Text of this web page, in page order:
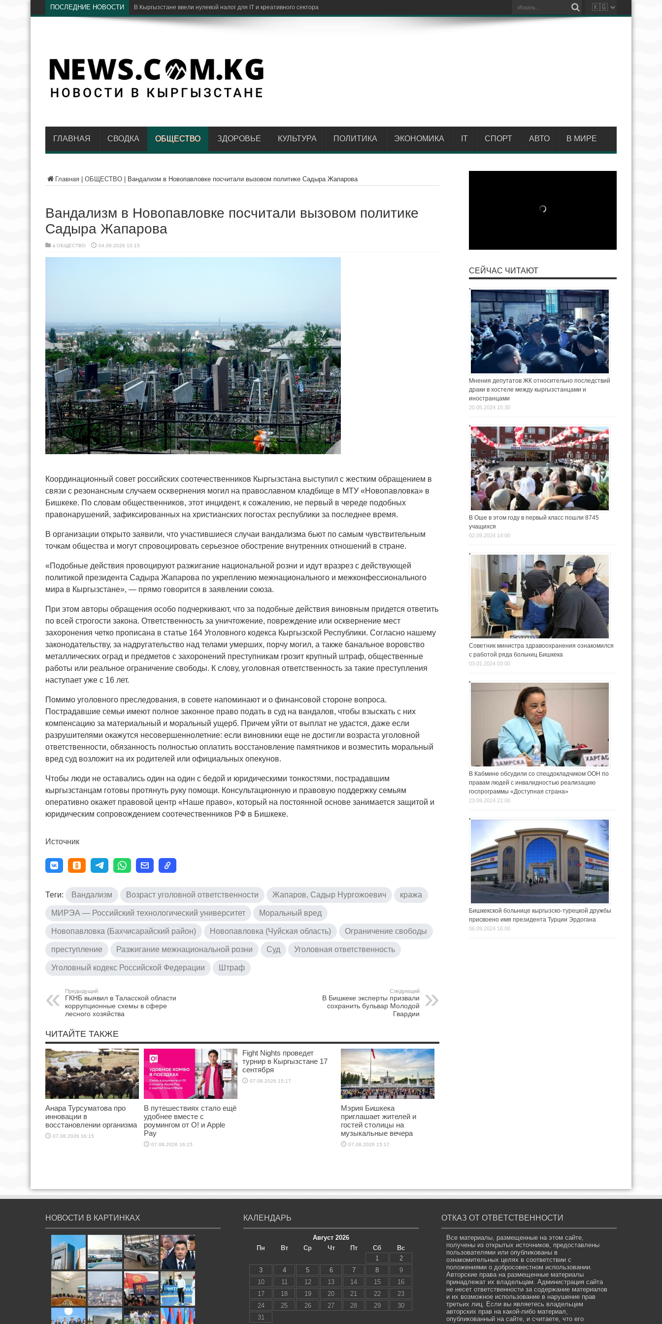
ПОСЛЕДНИЕ НОВОСТИ Экс
ГЛАВНАЯ СВОДКА ОБЩЕСТВО ЗДОРОВЬЕ КУЛЬТУРА ПОЛИТИКА ЭКОНОМИКА IT СПОРТ АВТО В МИРЕ
Главная ОБЩЕСТВО Вандализм в Новопавловке посчитали вызовом политике Садыра Жапарова
Вандализм в Новопавловке посчитали вызовом политике
Садыра Жапарова
в ОБЩЕСТВО 04.06.2026 10:15
Координационный совет российских соотечественников Кыргызстана выступил с жестким обращением в
связи с резонансным случаем осквернения могил на православном кладбище в МТУ «Новопавловка» в
Бишкеке. По словам общественников, этот инцидент, к сожалению, не первый в череде подобных
правонарушений, зафиксированных на христианских погостах республики за последнее время.
В организации открыто заявили, что участившиеся случаи вандализма бьют по самым чувствительным
точкам общества и могут спровоцировать серьезное обострение внутренних отношений в стране.
«Подобные действия провоцируют разжигание национальной розни и идут вразрез с действующей
политикой президента Садыра Жапарова по укреплению межнационального и межконфессионального
мира в Кыргызстане», — прямо говорится в заявлении союза.
При этом авторы обращения особо подчеркивают, что за подобные действия виновным придется ответить
по всей строгости закона. Ответственность за уничтожение, повреждение или осквернение мест
захоронения четко прописана в статье 164 Уголовного кодекса Кыргызской Республики. Согласно нашему
законодательству, за надругательство над телами умерших, порчу могил, а также банальное воровство
металлических оград и предметов с захоронений преступникам грозит крупный штраф, общественные
работы или реальное ограничение свободы. К слову, уголовная ответственность за такие преступления
наступает уже с 16 лет.
Помимо уголовного преследования, в совете напоминают и о финансовой стороне вопроса.
Пострадавшие семьи имеют полное законное право подать в суд на вандалов, чтобы взыскать с них
компенсацию за материальный и моральный ущерб. Причем уйти от выплат не удастся, даже если
разрушителями окажутся несовершеннолетние: если виновники еще не достигли возраста уголовной
ответственности, обязанность полностью оплатить восстановление памятников и возместить моральный
вред суд возложит на их родителей или официальных опекунов.
Чтобы люди не оставались один на один с бедой и юридическими тонкостями, пострадавшим
кыргызстанцам готовы протянуть руку помощи. Консультационную и правовую поддержку семьям
оперативно окажет правовой центр «Наше право», который на постоянной основе занимается защитой и
юридическим сопровождением соотечественников РФ в Бишкеке.
Источник
Теги: Вандализм Возраст уголовной ответственности Жапаров, Садыр Нургожоевич кража
МИРЭА — Российский технологический университет Моральный вред
Новопавловка (Бахчисарайский район) Новопавловка (Чуйская область) Ограничение свободы
преступление Разжигание межнациональной розни Суд Уголовная ответственность
Уголовный кодекс Российской Федерации Штраф
Предыдущий
ГКНБ выявил в Таласской области
коррупционные схемы в сфере
лесного хозяйства
Следующий
В Бишкеке эксперты призвали
сохранить бульвар Молодой
Гвардии
ЧИТАЙТЕ ТАКЖЕ
Анара Турсуматова про
инновации в
восстановлении организма
07.08.2026 16:15
В путешествиях стало ещё
удобнее вместе с
роумингом от О! и Apple
Pay
07.08.2026 16:15
Fight Nights проведет
турнир в Кыргызстане 17
сентября
07.08.2026 15:17
Мэрия Бишкека
приглашает жителей и
гостей столицы на
музыкальные вечера
07.08.2026 15:17
СЕЙЧАС ЧИТАЮТ
Мнения депутатов ЖК относительно последствий
драки в хостеле между кыргызстанцами и
иностранцами
20.05.2024 15:30
В Оше в этом году в первый класс пошли 8745
учащихся
02.09.2024 14:00
Советник министра здравоохранения ознакомился
с работой ряда больниц Бишкека
03.01.2024 03:00
В Кабмине обсудили со спецдокладчиком ООН по
правам людей с инвалидностью реализацию
госпрограммы «Доступная страна»
23.09.2024 21:00
Бишкекской больнице кыргызско-турецкой дружбы
присвоено имя президента Турции Эрдогана
06.09.2024 16:00
НОВОСТИ В КАРТИНКАХ КАЛЕНДАРЬ
Август 2026
Пн
Вт Ср Чт Пт Сб
Вс
1
2
3
4 5 6 7 8
9
10
11 12 13 14 15
16
17
18 19 20 21 22
23
24
25 26 27 28 29
30
31
ОТКАЗ ОТ ОТВЕТСТВЕННОСТИ
Все материалы, размещенные на этом сайте,
получены из открытых источников, предоставлены
пользователями или опубликованы в
ознакомительных целях в соответствии с
положениями о добросовестном использовании.
Авторские права на размещенные материалы
принадлежат их владельцам. Администрация сайта
не несет ответственности за содержание материалов
и их возможное использование в нарушение прав
третьих лиц. Если вы являетесь владельцем
авторских прав на какой-либо материал,
опубликованный на сайте, и считаете, что его